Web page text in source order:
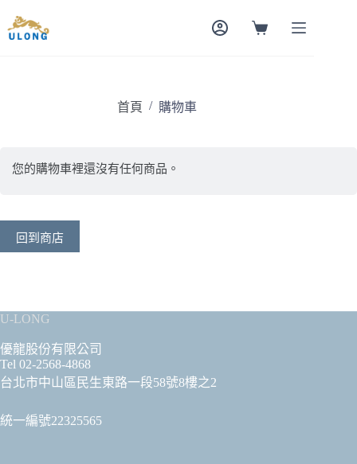
至
購
首頁 / 購物車
您的購物車裡還沒有任何商品。
回到商店
U-LONG
優龍股份有限公司
Tel 02-2568-4868
台北市中山區民生東路一段58號8樓之2
統一編號22325565